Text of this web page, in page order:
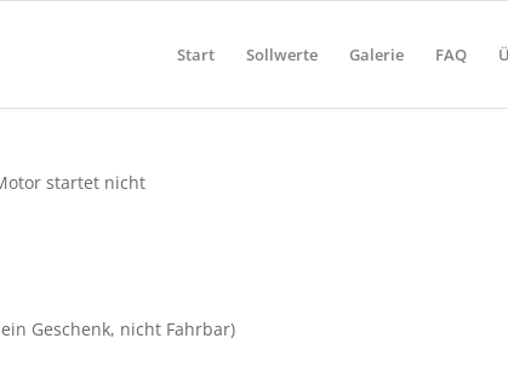
Start Sollwerte Galerie FAQ
startet nicht
Geschenk, nicht Fahrbar)